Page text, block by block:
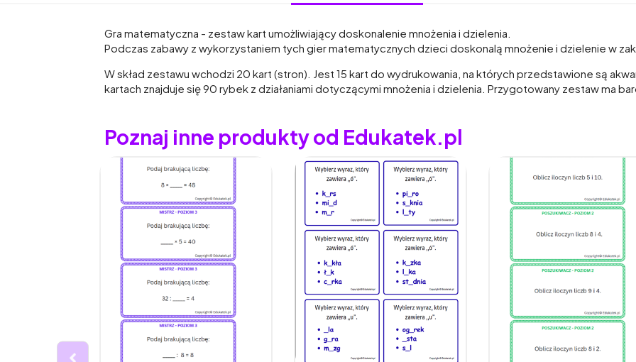
Gra matematyczna - zestaw kart umożliwiający doskonalenie mnożenia i dzielenia.
Podczas zabawy z wykorzystaniem tych gier matematycznych dzieci doskonalą mnożenie i dzielenie w
W skład zestawu wchodzi 20 kart (stron). Jest 15 kart do wydrukowania, na których przedstawione są
kartach znajduje się 90 rybek z działaniami dotyczącymi mnożenia i dzielenia. Przygotowany zestaw ma
Poznaj inne produkty od Edukatek.pl